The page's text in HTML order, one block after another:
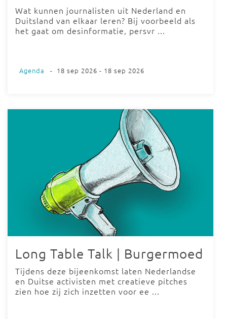
Wat kunnen journalisten uit Nederland en
Duitsland van elkaar leren? Bij voorbeeld als
het gaat om desinformatie, persvr ...
Agenda - 18 sep 2026 - 18 sep 2026
Long Table Talk | Burgermoed
Tijdens deze bijeenkomst laten Nederlandse
en Duitse activisten met creatieve pitches
zien hoe zij zich inzetten voor ee ...